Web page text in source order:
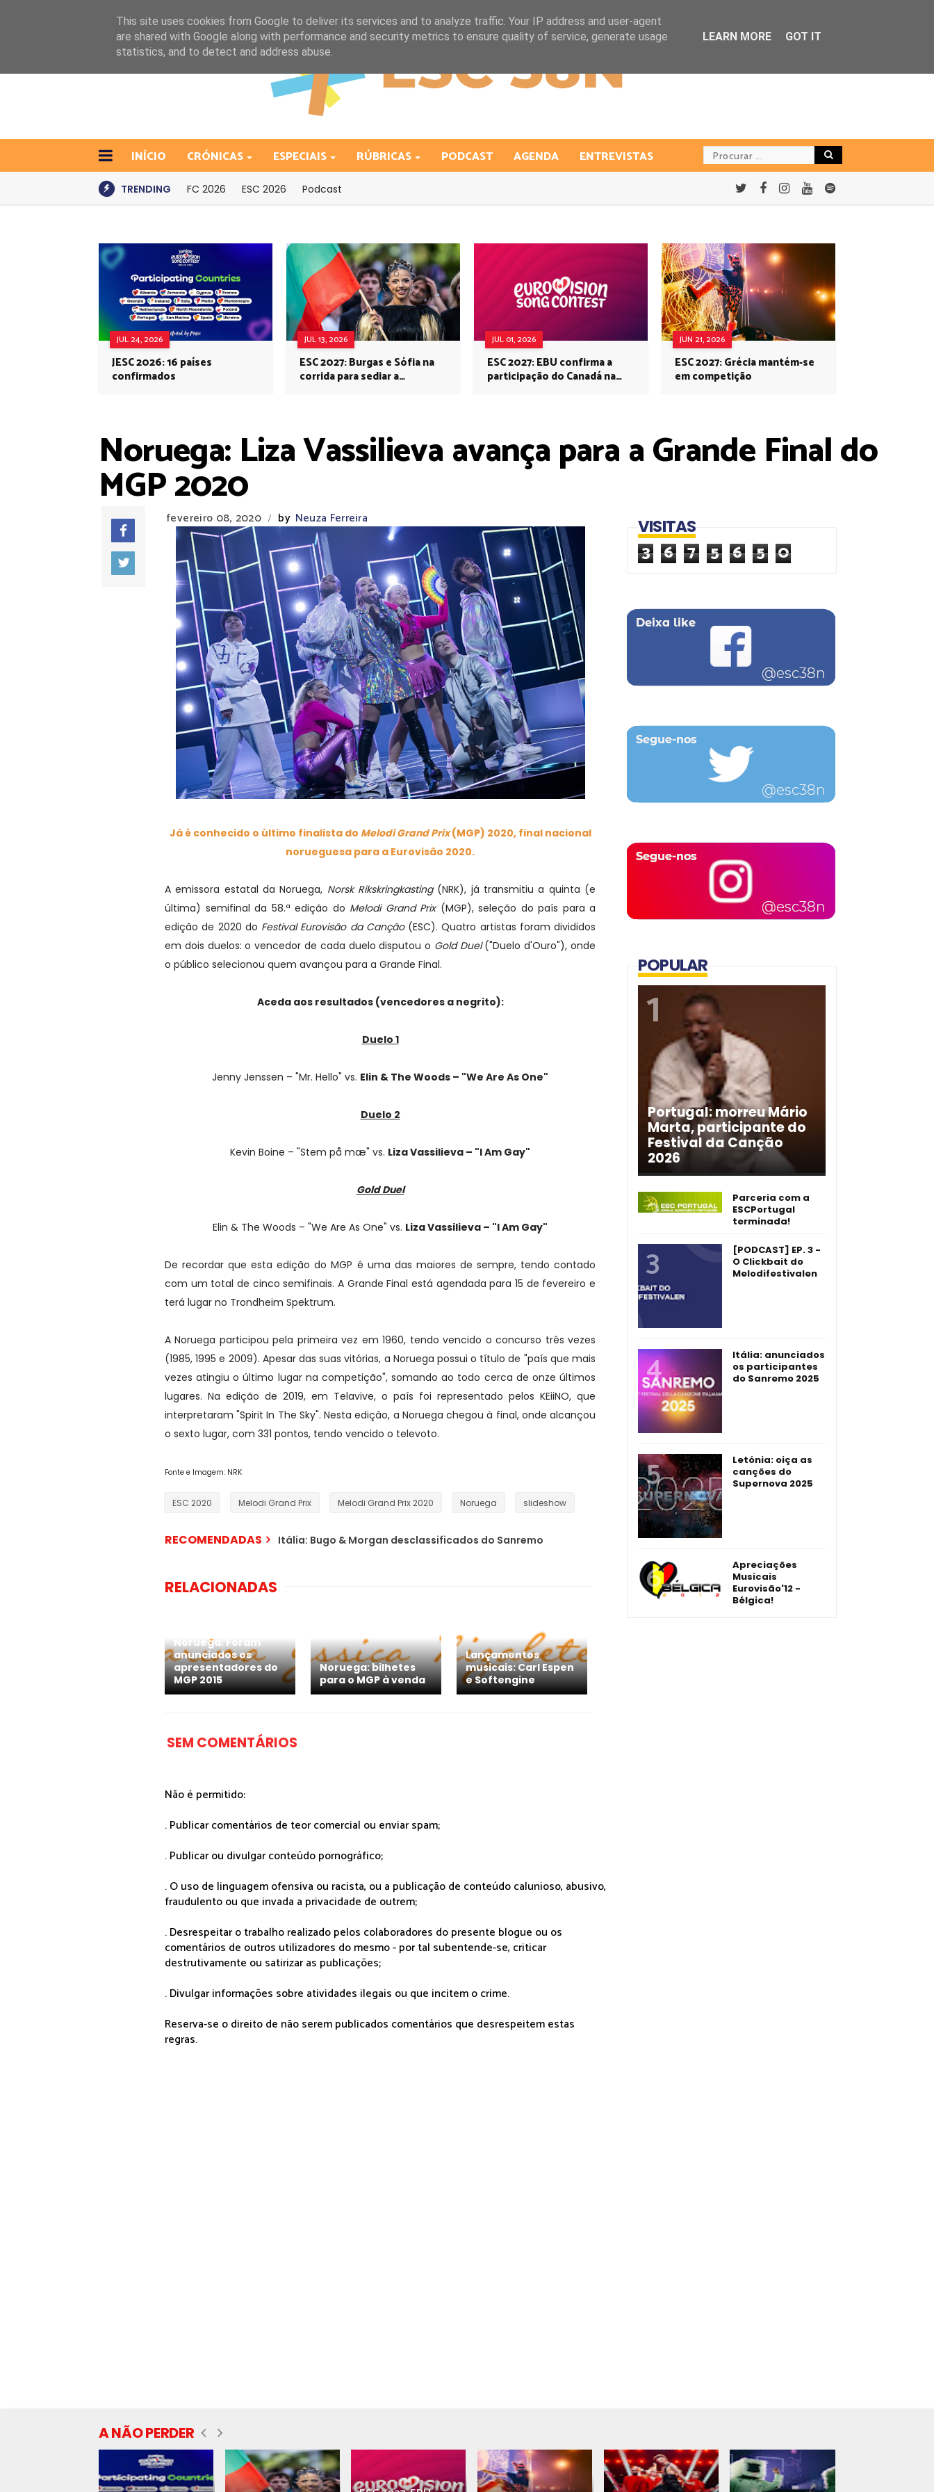
INÍCIO CRÓNICAS ESPECIAIS RÚBRICAS PODCAST AGENDA ENTREVISTAS
TRENDING FC 2026 ESC 2026 Podcast
JUL 24, 2026
JESC 2026: 16 países
confirmados
JUL 13, 2026
ESC 2027: Burgas e Sófia na
corrida para sediar a
JUL 01, 2026
ESC 2027: EBU confirma a
participação do Canadá na
JUN 21, 2026
ESC 2027: Grécia mantém-se
em competição
Noruega: Liza Vassilieva avança para a Grande Final do
MGP 2020
fevereiro 08, 2020 / by Neuza Ferreira
Já é conhecido o último finalista do Melodi Grand Prix(MGP) 2020, final nacional
norueguesa para a Eurovisão 2020.
A emissora estatal da Noruega, Norsk Rikskringkasting(NRK), já transmitiu a quinta (e
última) semifinal da 58.ª edição do Melodi Grand Prix(MGP), seleção do país para a
edição de 2020 do Festival Eurovisão da Canção (ESC). Quatro artistas foram divididos
em dois duelos: o vencedor de cada duelo disputou o Gold Duel("Duelo d'Ouro"), onde
o público selecionou quem avançou para a Grande Final.
Aceda aos resultados (vencedores a negrito):
Duelo 1
Jenny Jenssen – "Mr. Hello" vs. Elin & The Woods – "We Are As One"
Duelo 2
Kevin Boine – "Stem på mæ" vs. Liza Vassilieva – "I Am Gay"
Gold Duel
Elin & The Woods – "We Are As One" vs. Liza Vassilieva – "I Am Gay"
De recordar que esta edição do MGP é uma das maiores de sempre, tendo contado
com um total de cinco semifinais. A Grande Final está agendada para 15 de fevereiro e
terá lugar no Trondheim Spektrum.
A Noruega participou pela primeira vez em 1960, tendo vencido o concurso três vezes
(1985, 1995 e 2009). Apesar das suas vitórias, a Noruega possui o título de "país que mais
vezes atingiu o último lugar na competição", somando ao todo cerca de onze últimos
lugares. Na edição de 2019, em Telavive, o país foi representado pelos KEiiNO, que
interpretaram "Spirit In The Sky". Nesta edição, a Noruega chegou à final, onde alcançou
o sexto lugar, com 331 pontos, tendo vencido o televoto.
Fonte e Imagem: NRK
ESC 2020 Melodi Grand Prix Melodi Grand Prix 2020 Noruega slideshow
RECOMENDADAS Itália: Bugo & Morgan desclassificados do Sanremo
RELACIONADAS
Noruega: Foram
anunciados os
apresentadores do
MGP 2015
Noruega: bilhetes
para o MGP à venda
Lançamentos
musicais: Carl Espen
e Softengine
SEM COMENTÁRIOS
Não é permitido:
. Publicar comentários de teor comercial ou enviar spam;
. Publicar ou divulgar conteúdo pornográfico;
. O uso de linguagem ofensiva ou racista, ou a publicação de conteúdo calunioso, abusivo,
fraudulento ou que invada a privacidade de outrem;
. Desrespeitar o trabalho realizado pelos colaboradores do presente blogue ou os
comentários de outros utilizadores do mesmo - por tal subentende-se, criticar
destrutivamente ou satirizar as publicações;
. Divulgar informações sobre atividades ilegais ou que incitem o crime.
Reserva-se o direito de não serem publicados comentários que desrespeitem estas
regras.
VISITAS
3 6 7 5 6 5 0
POPULAR
Portugal: morreu Mário
Marta, participante do
Festival da Canção
2026
Parceria com a
ESCPortugal
terminada!
[PODCAST] EP. 3 -
O Clickbait do
Melodifestivalen
Itália: anunciados
os participantes
do Sanremo 2025
Letónia: oiça as
canções do
Supernova 2025
Apreciações
Musicais
Eurovisão'12 -
Bélgica!
A NÃO PERDER
This site uses cookies from Google to deliver its services and to analyze traffic. Your IP address and user-agent
are shared with Google along with performance and security metrics to ensure quality of service, generate usage
statistics, and to detect and address abuse.
LEARN MORE GOT IT